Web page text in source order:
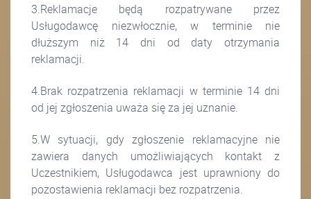
3.Reklamacje będą rozpatrywane przez
Usługodawcę niezwłocznie, w terminie nie
dłuższym niż 14 dni od daty otrzymania
reklamacji.
4.Brak rozpatrzenia reklamacji w terminie 14 dni
od jej zgłoszenia uważa się za jej uznanie.
5.W sytuacji, gdy zgłoszenie reklamacyjne nie
zawiera danych umożliwiających kontakt z
Uczestnikiem, Usługodawca jest uprawniony do
pozostawienia reklamacji bez rozpatrzenia.